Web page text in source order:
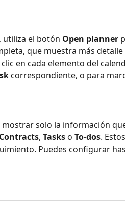
, utiliza el botón Open planner
que muestra más
clic en cada elemento del
correspondiente, o para
mostrar solo la información
Contracts, Tasks o To-dos.
Puedes configurar